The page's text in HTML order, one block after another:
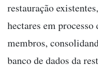
restauração
hectares em processo
membros,
banco de dados da